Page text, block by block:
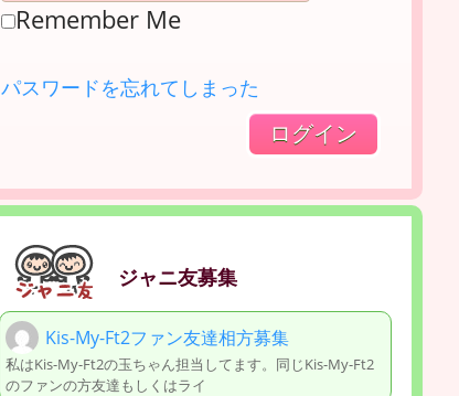
Remember Me
パスワードを忘れてしまった
ジャニ友募集
Kis-My-Ft2ファン友達相方募集
私はKis-My-Ft2の玉ちゃん担当してます。同じKis-My-Ft2
のファンの方友達もしくはライ